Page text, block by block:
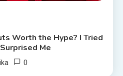
Worth the Hype? I Tried
Me
0